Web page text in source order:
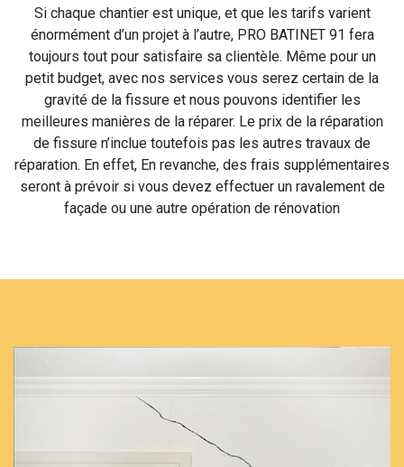
Si chaque chantier est unique, et que les tarifs varient
énormément d’un projet à l’autre, PRO BATINET 91 fera
toujours tout pour satisfaire sa clientèle. Même pour un
petit budget, avec nos services vous serez certain de la
gravité de la fissure et nous pouvons identifier les
meilleures manières de la réparer. Le prix de la réparation
de fissure n’inclue toutefois pas les autres travaux de
réparation. En effet, En revanche, des frais supplémentaires
seront à prévoir si vous devez effectuer un ravalement de
façade ou une autre opération de rénovation